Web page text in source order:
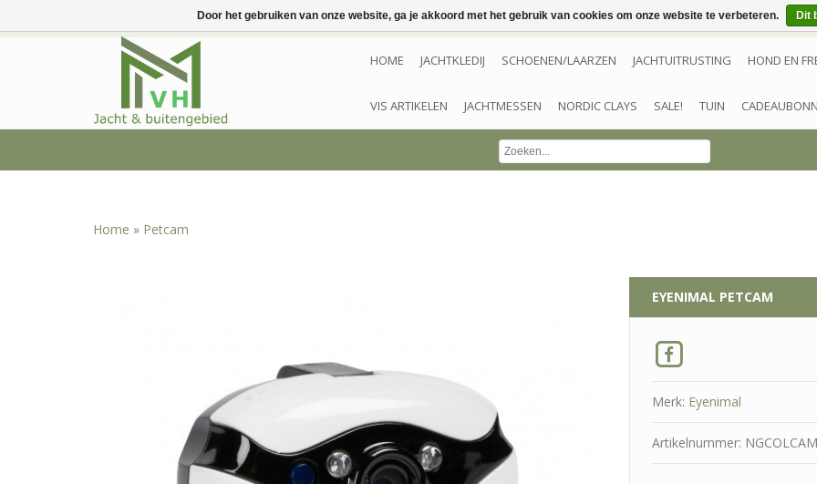
HOME JACHTKLEDIJ SCHOENEN/LAARZEN JACHTUITRUSTING HOND EN
VIS ARTIKELEN JACHTMESSEN NORDIC CLAYS SALE! TUIN
Home » Petcam
EYENIMAL PETCAM
Merk: Eyenimal
Artikelnummer:
Door het gebruiken van onze website, ga je akkoord met het gebruik van cookies om onze website te verbeteren. Dit